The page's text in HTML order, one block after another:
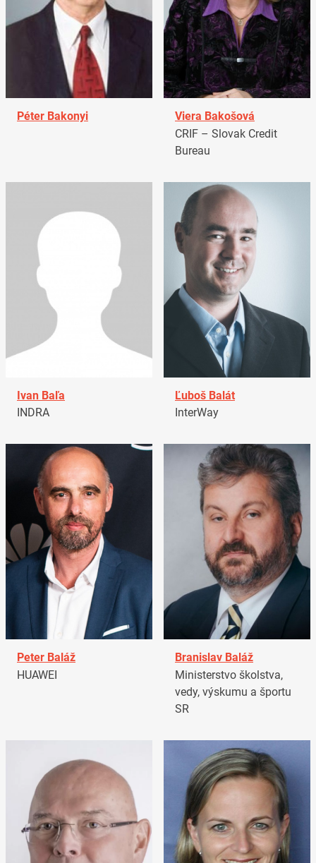
Péter Bakonyi
Viera Bakošová
CRIF – Slovak Credit
Bureau
Ivan Baľa
INDRA
Ľuboš Balát
InterWay
Peter Baláž
HUAWEI
Branislav Baláž
Ministerstvo školstva,
vedy, výskumu a športu
SR